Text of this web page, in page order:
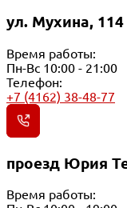
ул. Мухина, 114
Время работы:
Пн-Вс 10:00 - 21:00
Телефон:
+7 (4162) 38-48-77
проезд Юрия
Время работы: